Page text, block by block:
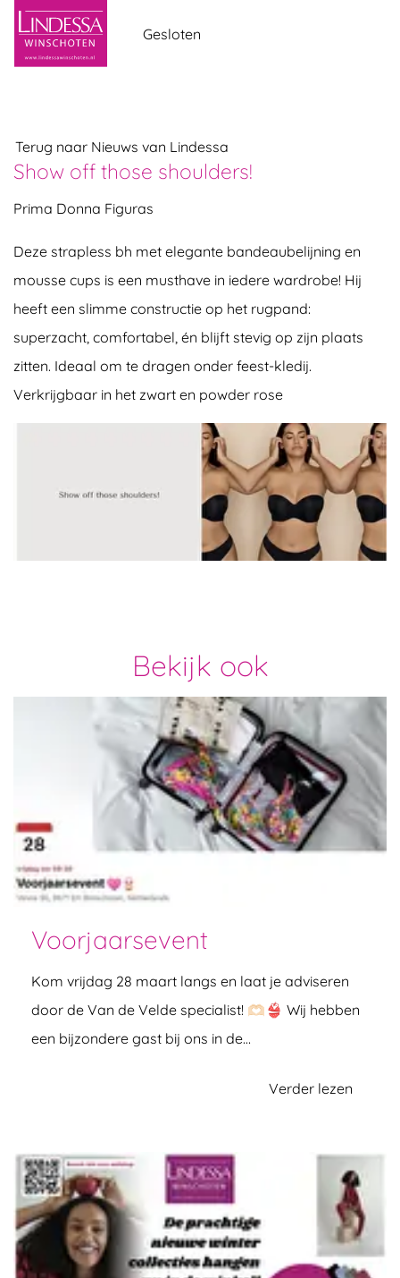
overslaan
Gesloten
Terug naar Nieuws van Lindessa
Show off those shoulders!
Prima Donna Figuras
Deze strapless bh met elegante bandeaubelijning en
mousse cups is een musthave in iedere wardrobe! Hij
heeft een slimme constructie op het rugpand:
superzacht, comfortabel, én blijft stevig op zijn plaats
zitten. Ideaal om te dragen onder feest-kledij.
Verkrijgbaar in het zwart en powder rose
Bekijk ook
Voorjaarsevent
Kom vrijdag 28 maart langs en laat je adviseren
door de Van de Velde specialist! 🫶🏻👙 Wij hebben
een bijzondere gast bij ons in de…
Verder lezen